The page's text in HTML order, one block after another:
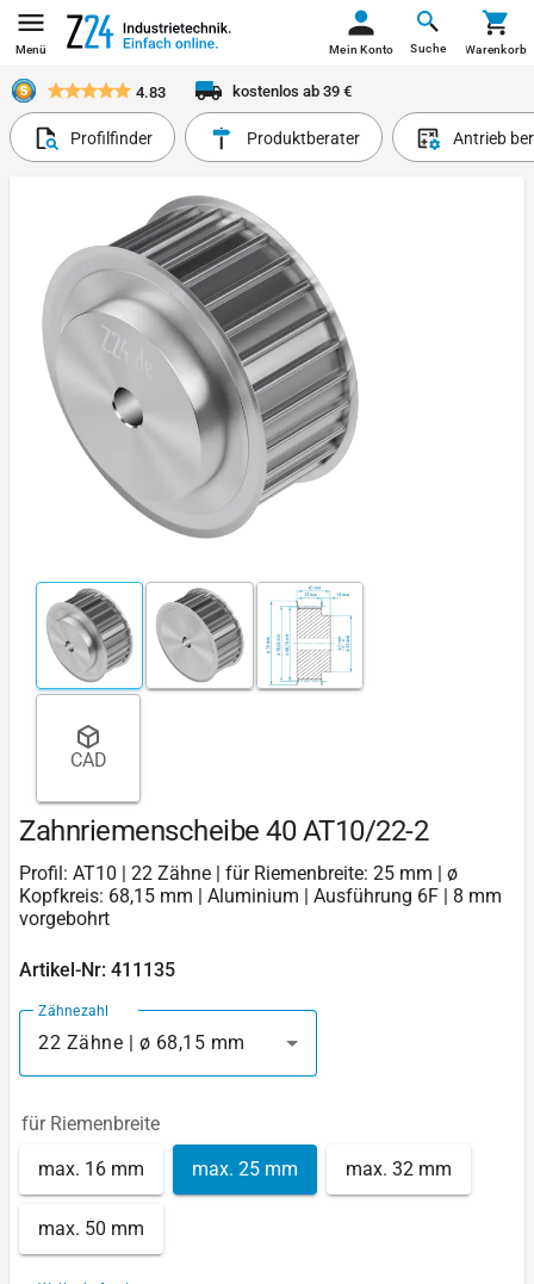
Menü Suche
Mein Konto Warenkorb
4.83 kostenlos ab 39 €
Profilfinder Produktberater Antrieb
CAD
Zahnriemenscheibe 40 AT10/22-2
Profil: AT10 | 22 Zähne | für Riemenbreite: 25 mm | ø
Kopfkreis: 68,15 mm | Aluminium | Ausführung 6F | 8 mm
vorgebohrt
Artikel-Nr: 411135
Zähnezahl
22 Zähne | ø 68,15 mm
für Riemenbreite
max. 16 mm max. 25 mm max. 32 mm
max. 50 mm